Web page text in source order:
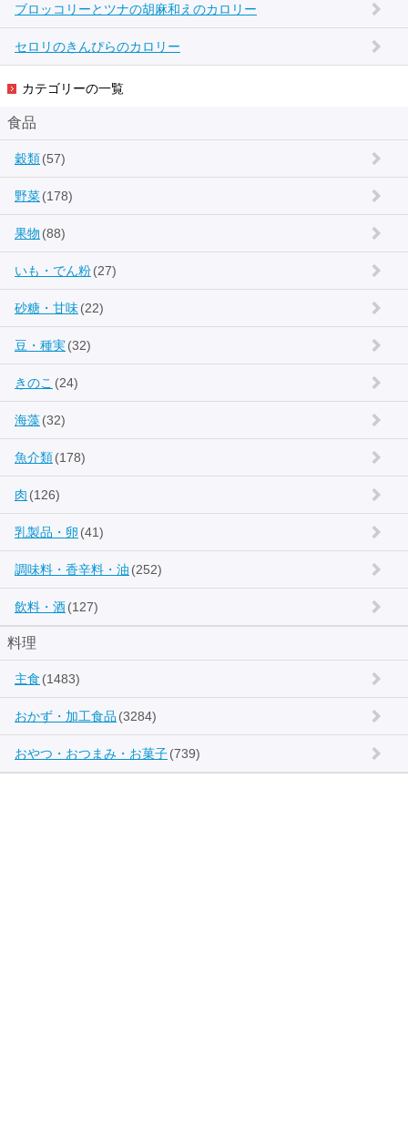
ブロッコリーとツナの胡麻和えのカロリー
セロリのきんぴらのカロリー
カテゴリーの一覧
食品
穀類(57)
野菜(178)
果物 (88)
いも・でん粉(27)
砂糖・甘味(22)
豆・種実(32)
きのこ (24)
海藻(32)
魚介類(178)
肉 (126)
乳製品・卵 (41)
調味料・香辛料・油 (252)
飲料・酒(127)
料理
主食 (1483)
おかず・加工食品 (3284)
おやつ・おつまみ・お菓子(739)